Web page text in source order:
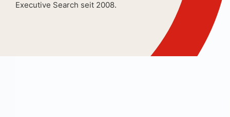
Executive Search seit 2008.